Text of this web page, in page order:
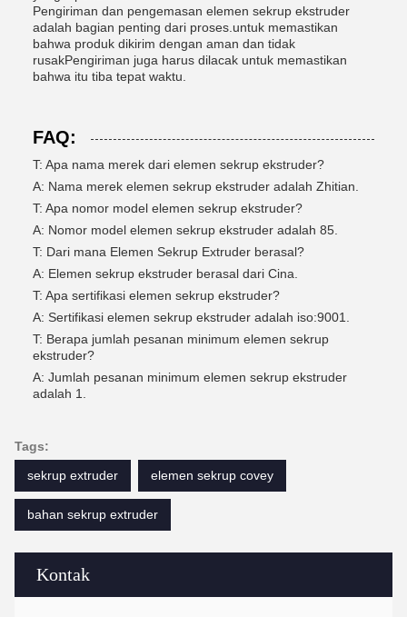
Kontak
Pengiriman dan pengemasan elemen sekrup ekstruder
adalah bagian penting dari proses.untuk memastikan
bahwa produk dikirim dengan aman dan tidak
rusakPengiriman juga harus dilacak untuk memastikan
bahwa itu tiba tepat waktu.
FAQ:
T: Apa nama merek dari elemen sekrup ekstruder?
A: Nama merek elemen sekrup ekstruder adalah Zhitian.
T: Apa nomor model elemen sekrup ekstruder?
A: Nomor model elemen sekrup ekstruder adalah 85.
T: Dari mana Elemen Sekrup Extruder berasal?
A: Elemen sekrup ekstruder berasal dari Cina.
T: Apa sertifikasi elemen sekrup ekstruder?
A: Sertifikasi elemen sekrup ekstruder adalah iso:9001.
T: Berapa jumlah pesanan minimum elemen sekrup
ekstruder?
A: Jumlah pesanan minimum elemen sekrup ekstruder
adalah 1.
Tags:
sekrup extruder
elemen sekrup covey
bahan sekrup extruder